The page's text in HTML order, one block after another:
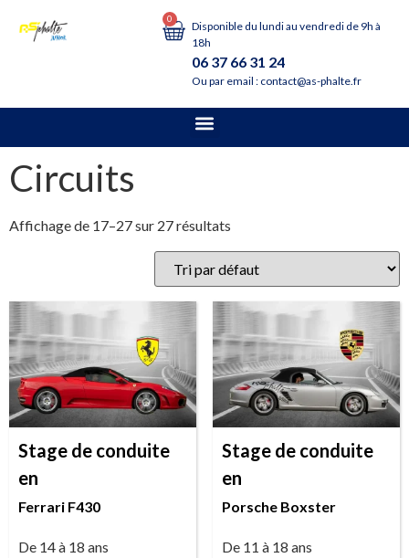
0
Disponible du lundi au vendredi de 9h à
18h
06 37 66 31 24
Ou par email : contact@as-phalte.fr
Circuits
Affichage de 17–27 sur 27 résultats
Stage de conduite
en
Ferrari F430
De 14 à 18 ans
Stage de conduite
en
Porsche Boxster
De 11 à 18 ans